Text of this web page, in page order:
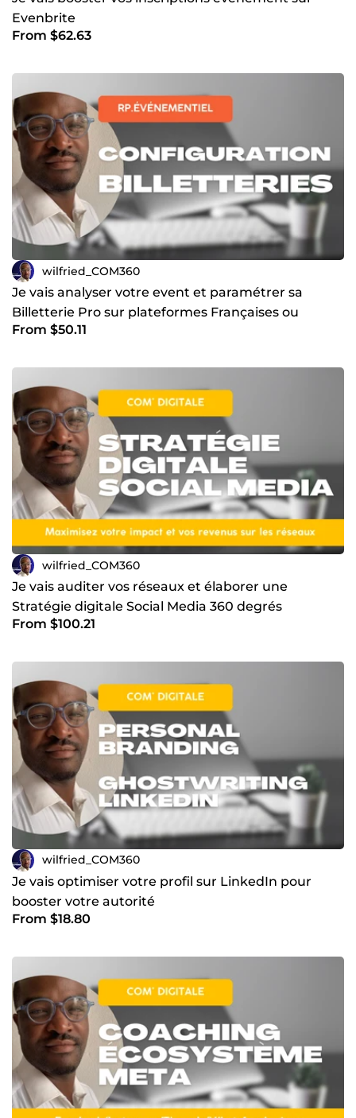
Evenbrite
From $62.63
wilfried_COM360
Je vais analyser votre event et paramétrer sa
Billetterie Pro sur plateformes Françaises ou
Ticketmaster
From $50.11
wilfried_COM360
Je vais auditer vos réseaux et élaborer une
Stratégie digitale Social Media 360 degrés
From $100.21
wilfried_COM360
Je vais optimiser votre profil sur LinkedIn pour
booster votre autorité
From $18.80